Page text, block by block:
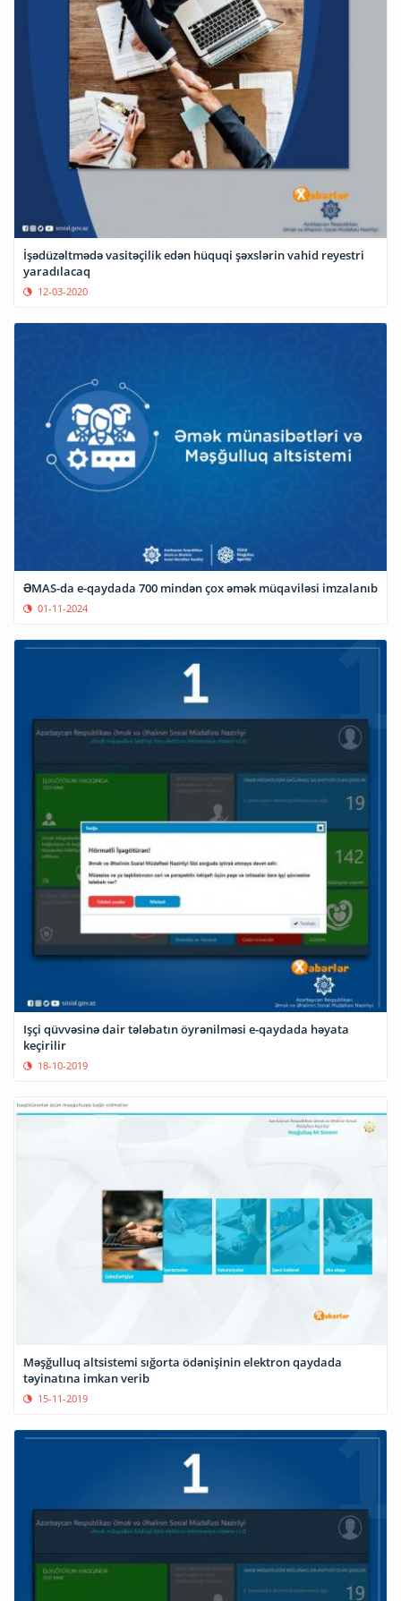
İşədüzəltmədə vasitəçilik edən hüquqi şəxslərin vahid reyestri
yaradılacaq
12-03-2020
ƏMAS-da e-qaydada 700 mindən çox əmək müqaviləsi imzalanıb
01-11-2024
Işçi qüvvəsinə dair tələbatın öyrənilməsi e-qaydada həyata
keçirilir
18-10-2019
Məşğulluq altsistemi sığorta ödənişinin elektron qaydada
təyinatına imkan verib
15-11-2019